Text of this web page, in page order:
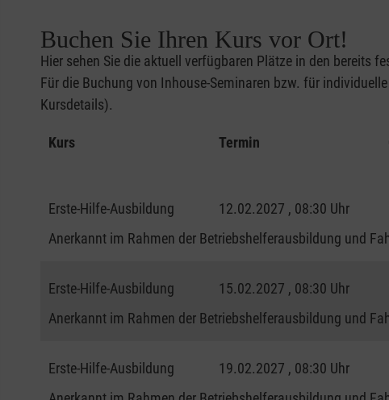
Buchen Sie Ihren Kurs vor Ort!
Hier sehen Sie die aktuell verfügbaren Plätze in den bereits
Für die Buchung von Inhouse-Seminaren bzw. für
Kursdetails).
Kurs Termin
Erste-Hilfe-Ausbildung 12.02.2027 , 08:30 Uhr
Anerkannt im Rahmen der Betriebshelferausbildung und
Erste-Hilfe-Ausbildung 15.02.2027 , 08:30 Uhr
Anerkannt im Rahmen der Betriebshelferausbildung und
Erste-Hilfe-Ausbildung 19.02.2027 , 08:30 Uhr